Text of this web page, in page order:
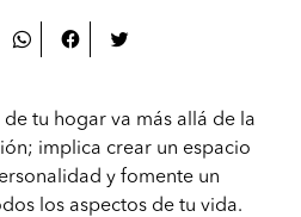
tu hogar va más allá de la
implica crear un espacio
y fomente un
los aspectos de tu vida.